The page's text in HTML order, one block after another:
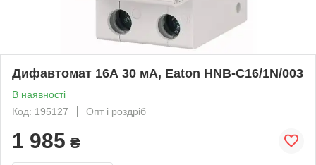
Дифавтомат 16А 30 мА, Eaton HNB-C16/1N/003
В наявності
Код: 195127
Опт і роздріб
1 985 ₴